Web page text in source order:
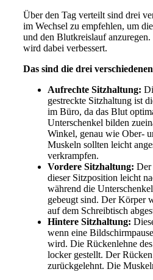
Über den Tag verteilt sind drei
im Wechsel zu empfehlen, um
und den Blutkreislauf
wird dabei verbessert.
Das sind die drei
Aufrechte Sitzhaltung:
gestreckte Sitzhaltung ist
im Büro, da das Blut
Unterschenkel bilden
Winkel, genau wie Ober-
Muskeln sollten leicht
verkrampfen.
Vordere Sitzhaltung: Der
dieser Sitzposition leicht
während die
gebeugt sind. Der Körper
auf dem Schreibtisch
Hintere Sitzhaltung:
wenn eine
wird. Die Rückenlehne
locker gestellt. Der
zurückgelehnt. Die